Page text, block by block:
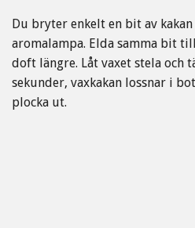
Du bryter enkelt en bit av
aromalampa. Elda samma bit
doft längre. Låt vaxet stela och
sekunder, vaxkakan lossnar i
plocka ut.